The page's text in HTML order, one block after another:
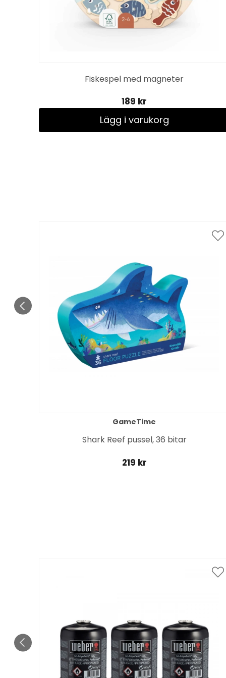
Fiskespel med magneter
189 kr
Lägg i varukorg
GameTime
Shark Reef pussel, 36 bitar
219 kr